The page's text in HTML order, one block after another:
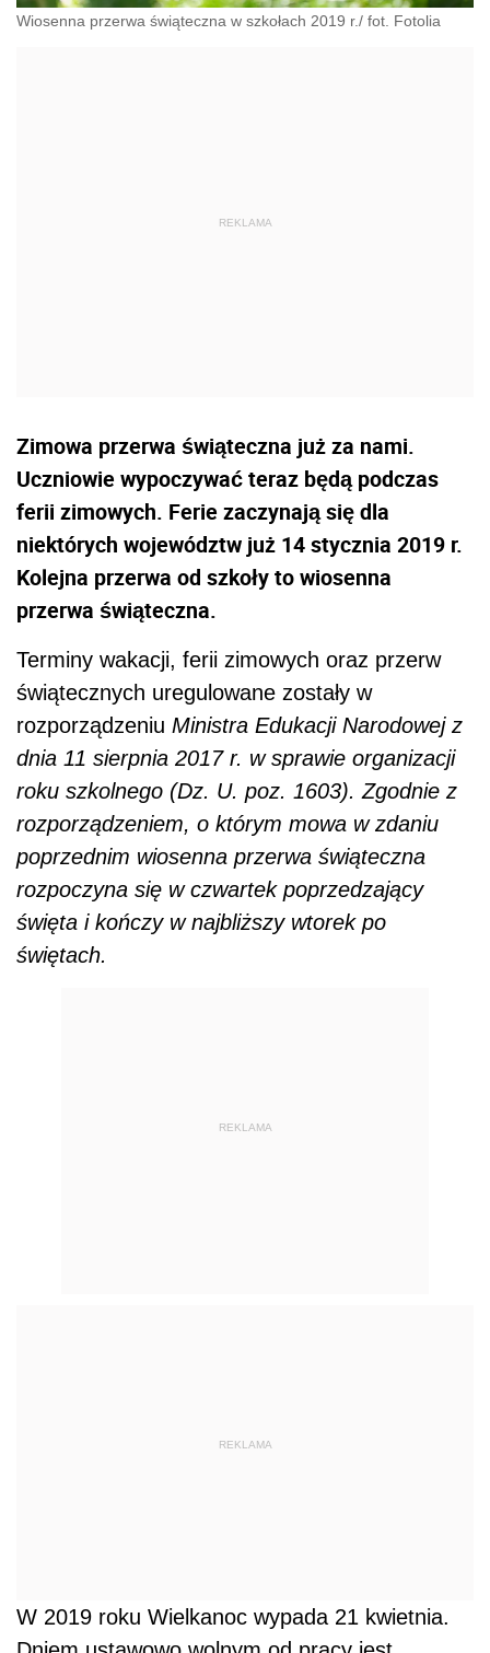
Wiosenna przerwa świąteczna w szkołach 2019 r./ fot. Fotolia
Zimowa przerwa świąteczna już za nami.
Uczniowie wypoczywać teraz będą podczas
ferii zimowych. Ferie zaczynają się dla
niektórych województw już 14 stycznia 2019 r.
Kolejna przerwa od szkoły to wiosenna
przerwa świąteczna.
Terminy wakacji, ferii zimowych oraz przerw
świątecznych uregulowane zostały w
rozporządzeniu Ministra Edukacji Narodowej z
dnia 11 sierpnia 2017 r. w sprawie organizacji
roku szkolnego (Dz. U. poz. 1603). Zgodnie z
rozporządzeniem, o którym mowa w zdaniu
poprzednim wiosenna przerwa świąteczna
rozpoczyna się w czwartek poprzedzający
święta i kończy w najbliższy wtorek po
świętach.
REKLAMA
REKLAMA
W 2019 roku Wielkanoc wypada 21 kwietnia.